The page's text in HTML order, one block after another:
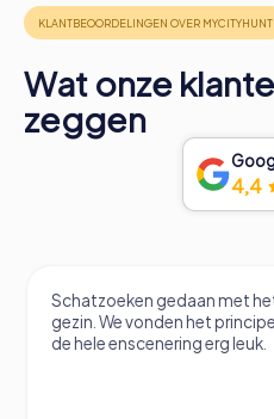
Wat onze
zeggen
4,4
Schatzoeken gedaan met
gezin. We vonden het
de hele enscenering erg leuk.